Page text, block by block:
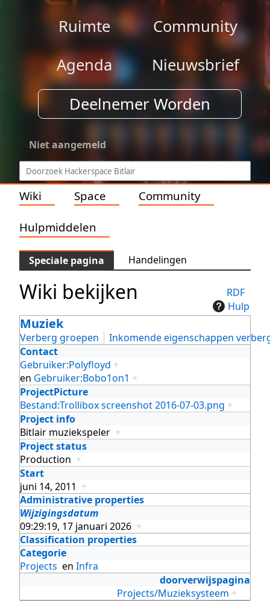
Ruimte
Community
Agenda
Nieuwsbrief
Deelnemer Worden
Niet aangemeld
Wiki Space Community
Hulpmiddelen
Speciale pagina Handelingen
RDF
Hulp
Wiki bekijken
Muziek
Verberg groepen
Inkomende eigenschappen
Contact
Gebruiker:Polyfloyd +
en Gebruiker:Bobo1on1 +
ProjectPicture
Bestand:Trollibox screenshot 2016-07-03.png +
Project info
Bitlair muziekspeler +
Project status
Production +
Start
juni 14, 2011 +
Administrative properties
Wijzigingsdatum
09:29:19, 17 januari 2026 +
Classification properties
Categorie
Projects en Infra
doorverwijspagina
Projects/Muzieksysteem +